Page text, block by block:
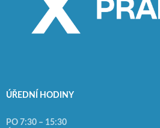
ÚŘEDNÍ HODINY
PO 7:30 – 15:30